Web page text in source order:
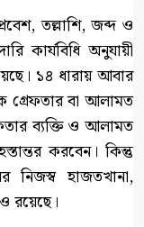
তল্লাশি, জব্দ ও
কার্যবিধি অনুযায়ী
১৪ ধারায় আবার
গ্রেফতার বা আলামত
ব্যক্তি ও আলামত
করবেন। কিন্তু
নিজস্ব হাজতখানা,
রয়েছে।